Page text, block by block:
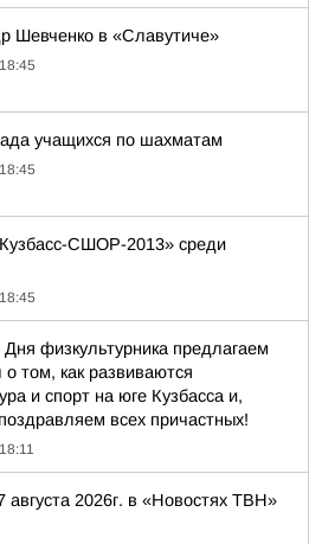
Шевченко в «Славутиче»
учащихся по шахматам
СШОР-2013» среди
Дня физкультурника предлагаем
о том, как развиваются
и спорт на юге Кузбасса и,
всех причастных!
августа 2026г. в «Новостях ТВН»